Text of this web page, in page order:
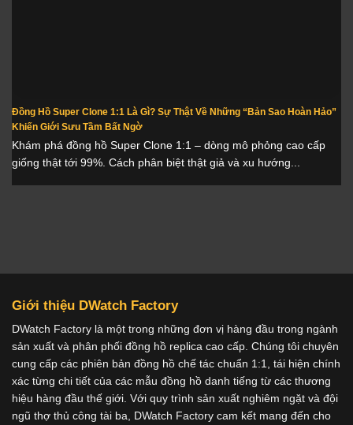
Đồng Hồ Super Clone 1:1 Là Gì? Sự Thật Về Những “Bản Sao Hoàn Hảo”
Khiến Giới Sưu Tầm Bất Ngờ
Khám phá đồng hồ Super Clone 1:1 – dòng mô phỏng cao cấp
giống thật tới 99%. Cách phân biệt thật giả và xu hướng...
Giới thiệu DWatch Factory
DWatch Factory là một trong những đơn vị hàng đầu trong ngành
sản xuất và phân phối đồng hồ replica cao cấp. Chúng tôi chuyên
cung cấp các phiên bản đồng hồ chế tác chuẩn 1:1, tái hiện chính
xác từng chi tiết của các mẫu đồng hồ danh tiếng từ các thương
hiệu hàng đầu thế giới. Với quy trình sản xuất nghiêm ngặt và đội
ngũ thợ thủ công tài ba, DWatch Factory cam kết mang đến cho